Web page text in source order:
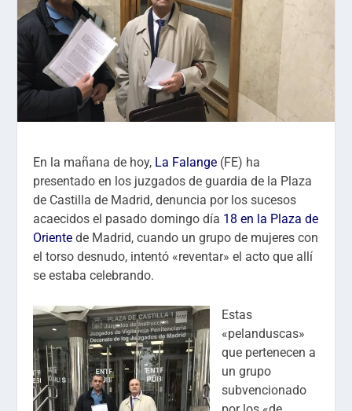
En la mañana de hoy, La Falange (FE) ha
presentado en los juzgados de guardia de la Plaza
de Castilla de Madrid, denuncia por los sucesos
acaecidos el pasado domingo día 18 en la Plaza de
Oriente de Madrid, cuando un grupo de mujeres con
el torso desnudo, intentó «reventar» el acto que allí
se estaba celebrando.
Estas
«pelanduscas»
que pertenecen a
un grupo
subvencionado